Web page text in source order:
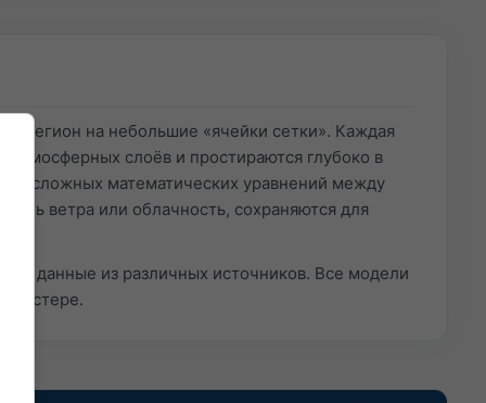
регион на небольшие «ячейки сетки». Каждая
слоёв и простираются глубоко в
сложных математических уравнений между
ветра или облачность, сохраняются для
данные из различных источников. Все модели